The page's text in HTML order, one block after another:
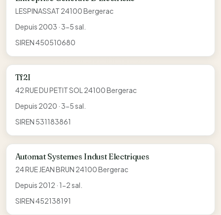
LESPINASSAT 24100 Bergerac
Depuis 2003 · 3-5 sal.
SIREN 450510680
Tf2I
42 RUE DU PETIT SOL 24100 Bergerac
Depuis 2020 · 3-5 sal.
SIREN 531183861
Automat Systemes Indust Electriques
24 RUE JEAN BRUN 24100 Bergerac
Depuis 2012 · 1-2 sal.
SIREN 452138191